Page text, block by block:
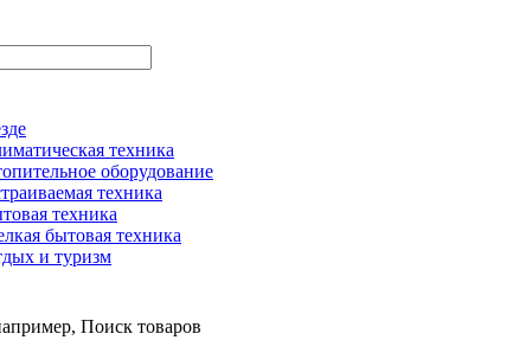
техника
оборудование
техника
техника
бытовая техника
и туризм
Поиск товаров